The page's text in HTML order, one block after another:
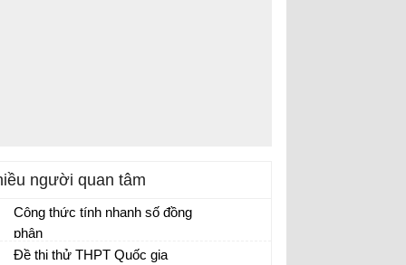
người quan tâm
Công thức tính nhanh số đồng
phân
Công thức giải nhanh bài tập Hóa học
Đề thi thử THPT Quốc gia